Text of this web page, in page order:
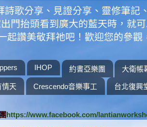
歌分享、見證分享、靈修筆
門抬頭看到廣大的藍天時，就
讚美敬拜祂吧！歡迎您的參觀
IHOP 約書亞樂團 大衛帳
情天 Crescendo音樂事工 台北復興
https://www.facebook.com/